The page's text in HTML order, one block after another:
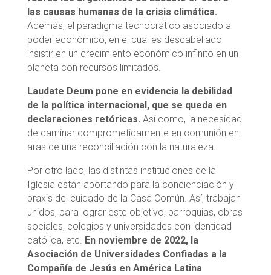
las causas humanas de la crisis climática.
Además, el paradigma tecnocrático asociado al
poder económico, en el cual es descabellado
insistir en un crecimiento económico infinito en un
planeta con recursos limitados.
Laudate Deum pone en evidencia la debilidad
de la política internacional, que se queda en
declaraciones retóricas. Así como, la necesidad
de caminar comprometidamente en comunión en
aras de una reconciliación con la naturaleza.
Por otro lado, las distintas instituciones de la
Iglesia están aportando para la concienciación y
praxis del cuidado de la Casa Común. Así, trabajan
unidos, para lograr este objetivo, parroquias, obras
sociales, colegios y universidades con identidad
católica, etc. En noviembre de 2022, la
Asociación de Universidades Confiadas a la
Compañía de Jesús en América Latina